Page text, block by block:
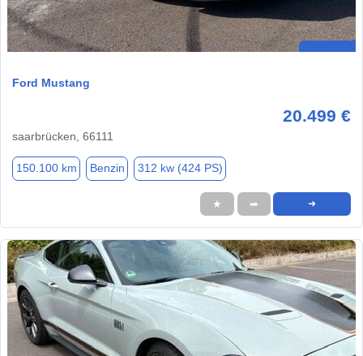
Ford Mustang
20.499 €
saarbrücken, 66111
150.100 km Benzin 312 kw (424 PS)
★ ➦ ➜